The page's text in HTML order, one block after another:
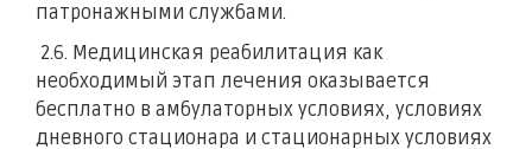
патронажными службами.
2.6. Медицинская реабилитация как
необходимый этап лечения оказывается
бесплатно в амбулаторных условиях, условиях
дневного стационара и стационарных условиях